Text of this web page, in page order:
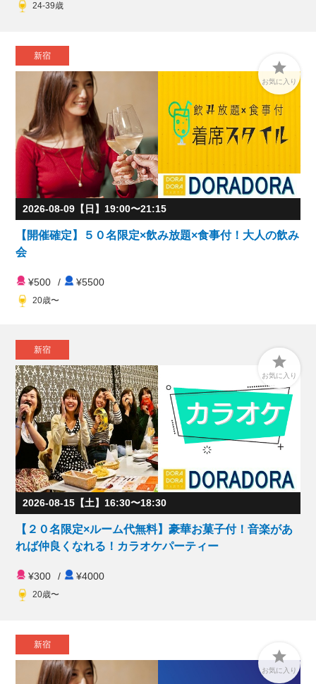
24-39歳
新宿

お気に入り
2026-08-09【日】19:00〜21:15
【開催確定】５０名限定×飲み放題×食事付！大人の飲み
会
¥500 / ¥5500
20歳〜
新宿

お気に入り
2026-08-15【土】16:30〜18:30
【２０名限定×ルーム代無料】豪華お菓子付！音楽があ
れば仲良くなれる！カラオケパーティー
¥300 / ¥4000
20歳〜
新宿

お気に入り